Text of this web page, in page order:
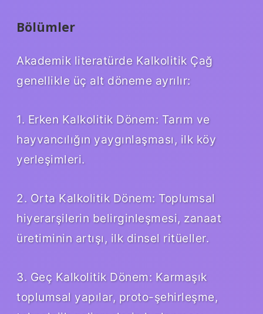
Bölümler
Akademik literatürde Kalkolitik Çağ
genellikle üç alt döneme ayrılır:
1. Erken Kalkolitik Dönem: Tarım ve
hayvancılığın yaygınlaşması, ilk köy
yerleşimleri.
2. Orta Kalkolitik Dönem: Toplumsal
hiyerarşilerin belirginleşmesi, zanaat
üretiminin artışı, ilk dinsel ritüeller.
3. Geç Kalkolitik Dönem: Karmaşık
toplumsal yapılar, proto-şehirleşme,